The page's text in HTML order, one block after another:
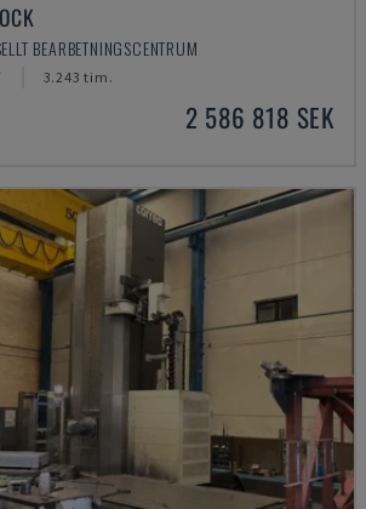
BEARBETNINGSCENTRUM
3.243 tim.
2 586 818 SEK